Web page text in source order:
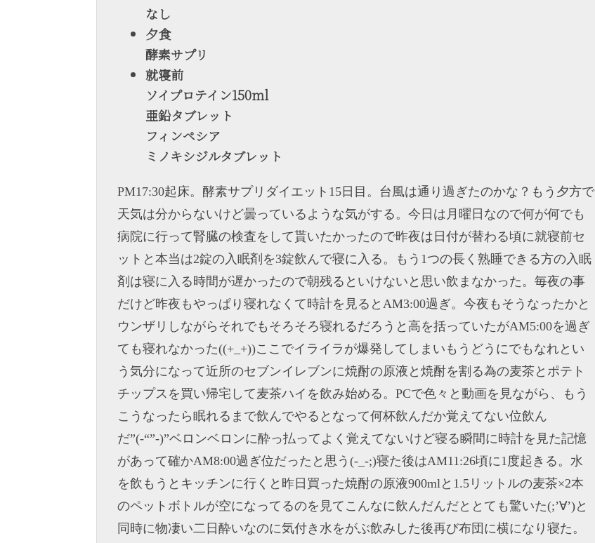
なし
夕食
酵素サプリ
就寝前
ソイプロテイン150ml
亜鉛タブレット
フィンペシア
ミノキシジルタブレット
PM17:30起床。酵素サプリダイエット15日目。台風は通り過ぎたのかな？もう夕方で
天気は分からないけど曇っているような気がする。今日は月曜日なので何が何でも
病院に行って腎臓の検査をして貰いたかったので昨夜は日付が替わる頃に就寝前セ
ットと本当は2錠の入眠剤を3錠飲んで寝に入る。もう1つの長く熟睡できる方の入眠
剤は寝に入る時間が遅かったので朝残るといけないと思い飲まなかった。毎夜の事
だけど昨夜もやっぱり寝れなくて時計を見るとAM3:00過ぎ。今夜もそうなったかと
ウンザリしながらそれでもそろそろ寝れるだろうと高を括っていたがAM5:00を過ぎ
ても寝れなかった((+_+))ここでイライラが爆発してしまいもうどうにでもなれとい
う気分になって近所のセブンイレブンに焼酎の原液と焼酎を割る為の麦茶とポテト
チップスを買い帰宅して麦茶ハイを飲み始める。PCで色々と動画を見ながら、もう
こうなったら眠れるまで飲んでやるとなって何杯飲んだか覚えてない位飲ん
だ”(-“”-)”ベロンベロンに酔っ払ってよく覚えてないけど寝る瞬間に時計を見た記憶
があって確かAM8:00過ぎ位だったと思う(-_-;)寝た後はAM11:26頃に1度起きる。水
を飲もうとキッチンに行くと昨日買った焼酎の原液900mlと1.5リットルの麦茶×2本
のペットボトルが空になってるのを見てこんなに飲んだんだととても驚いた(;’∀’)と
同時に物凄い二日酔いなのに気付き水をがぶ飲みした後再び布団に横になり寝た。